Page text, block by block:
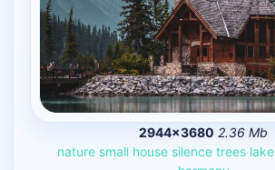
2944×3680 2.36 Mb
nature small house silence trees lake